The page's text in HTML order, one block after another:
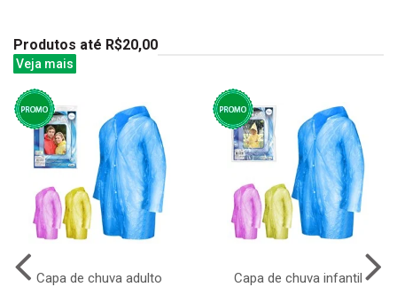
Produtos até R$20,00
Veja mais
Capa de chuva adulto Capa de chuva infantil